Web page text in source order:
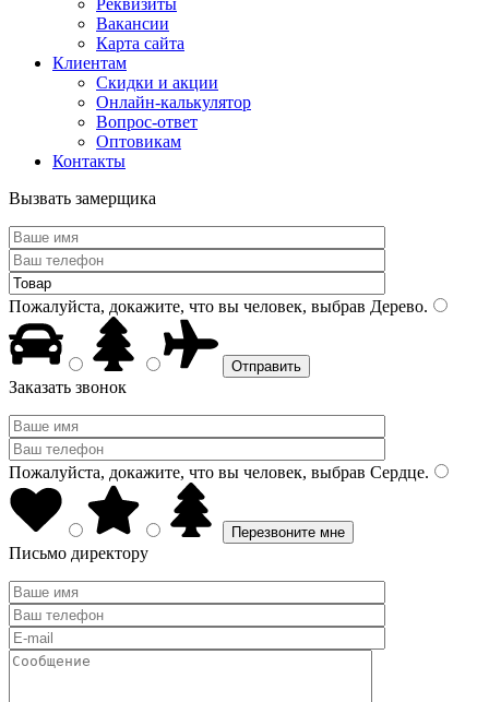
Реквизиты
Вакансии
Карта сайта
Клиентам
Скидки и акции
Онлайн-калькулятор
Вопрос-ответ
Оптовикам
Контакты
Вызвать замерщика
Пожалуйста, докажите, что вы человек, выбрав Дерево.
Заказать звонок
Пожалуйста, докажите, что вы человек, выбрав Сердце.
Письмо директору